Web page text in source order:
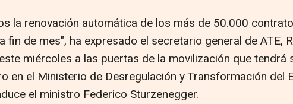
la renovación automática de los más de 50.000
fin de mes", ha expresado el secretario general de ATE,
miércoles a las puertas de la movilización que tendrá
en el Ministerio de Desregulación y Transformación del
el ministro Federico Sturzenegger.